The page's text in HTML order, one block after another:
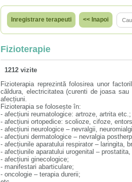
Inregistrare terapeuti << Inapoi
Fizioterapie
1212 vizite
Fizioterapia reprezintă folosirea unor
căldura, electricitatea (curenti de joasa
afecțiuni.
Fizioterapia se folosește în:
- afecțiuni reumatologice: artroze, artrita etc.;
- afecțiuni ortopedice: scolioze, cifoze,
- afecțiuni neurologice – nevralgii,
- afecțiuni dermatologice – nevralgia
- afecțiunile aparatului respirator – laringita,
- afecțiunile aparatului urogenital –
- afecțiuni ginecologice;
- manifestari abarticulare;
- oncologie – terapia durerii;